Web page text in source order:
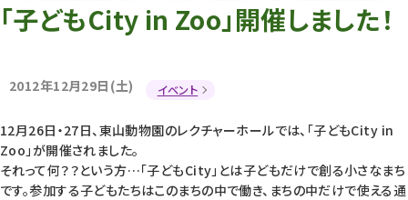
環境教育
「子どもCity in Zoo」開催しました！
2012年12月29日(土) イベント
12月26日・27日、東山動物園のレクチャーホールでは、「子どもCity in
Zoo」が開催されました。
それって何？？という方…「子どもCity」とは子どもだけで創る小さなまち
です。参加する子どもたちはこのまちの中で働き、まちの中だけで使える通